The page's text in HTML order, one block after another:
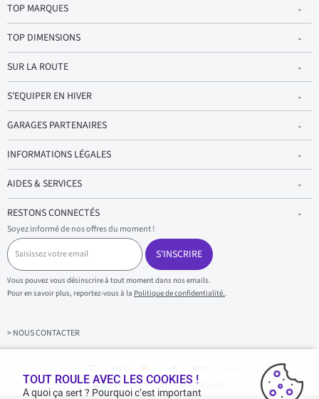
TOP MARQUES
TOP DIMENSIONS
SUR LA ROUTE
S'EQUIPER EN HIVER
GARAGES PARTENAIRES
INFORMATIONS LÉGALES
AIDES & SERVICES
RESTONS CONNECTÉS
Soyez informé de nos offres du moment !
S
a
i
s
i
s
z
v
S'INSCRIRE
Vous pouvez vous désinscrire à tout moment dans nos emails.
Pour en savoir plus, reportez-vous à la Politique de confidentialité..
> NOUS CONTACTER
Achats & paiements 100% sécurisés
TOUT ROULE AVEC LES COOKIES !
A quoi ça sert ? Pourquoi c’est important